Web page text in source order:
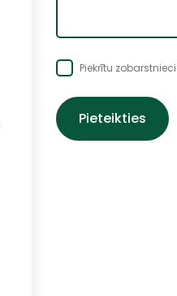
Piekrītu